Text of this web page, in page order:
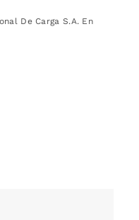
De Carga S.A. En